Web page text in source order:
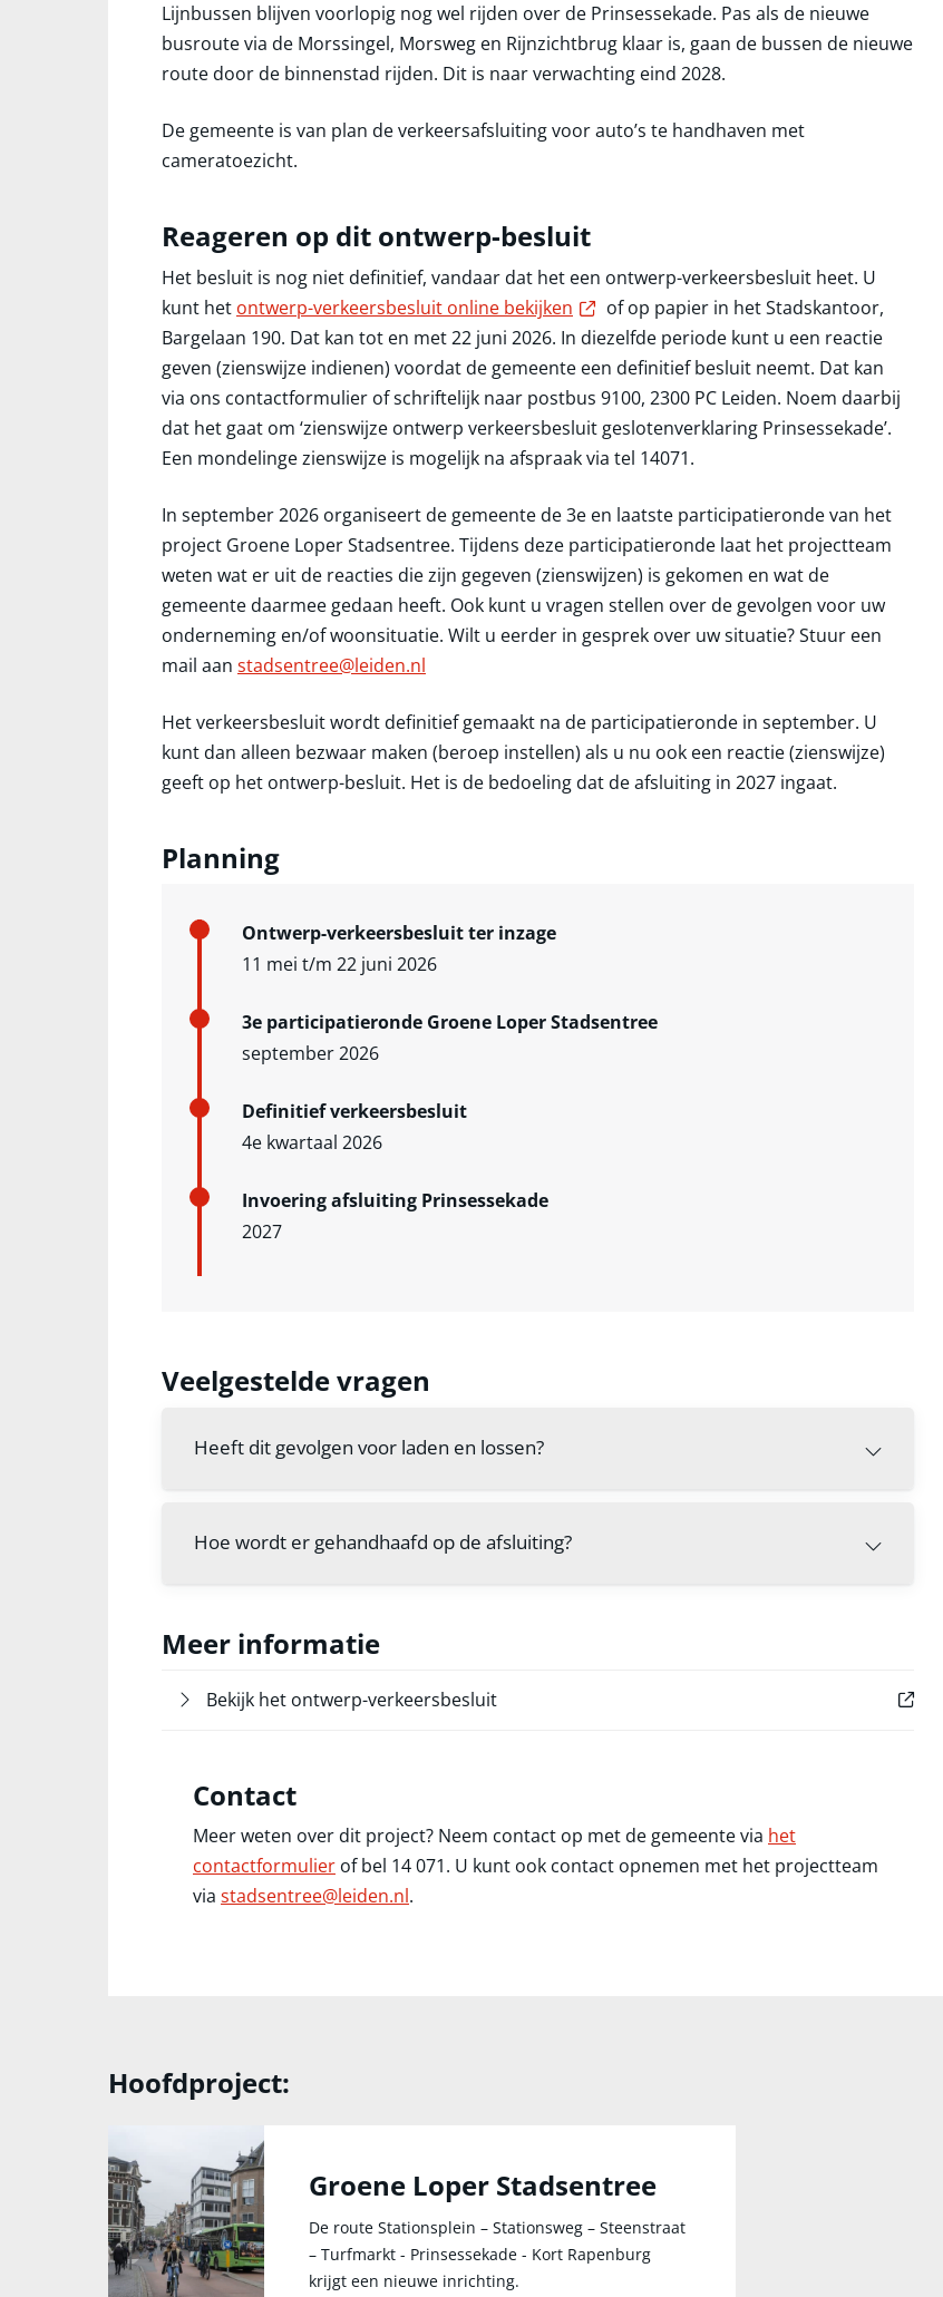
Lijnbussen blijven voorlopig nog wel rijden over de Prinsessekade. Pas als de nieuwe
busroute via de Morssingel, Morsweg en Rijnzichtbrug klaar is, gaan de bussen de nieuwe
route door de binnenstad rijden. Dit is naar verwachting eind 2028.
De gemeente is van plan de verkeersafsluiting voor auto’s te handhaven met
cameratoezicht.
Reageren op dit ontwerp-besluit
Het besluit is nog niet definitief, vandaar dat het een ontwerp-verkeersbesluit heet. U
kunt het ontwerp-verkeersbesluit online bekijken Externe link
of op papier in het Stadskantoor,
Bargelaan 190. Dat kan tot en met 22 juni 2026. In diezelfde periode kunt u een reactie
geven (zienswijze indienen) voordat de gemeente een definitief besluit neemt. Dat kan
via ons contactformulier of schriftelijk naar postbus 9100, 2300 PC Leiden. Noem daarbij
dat het gaat om ‘zienswijze ontwerp verkeersbesluit geslotenverklaring Prinsessekade’.
Een mondelinge zienswijze is mogelijk na afspraak via tel 14071.
In september 2026 organiseert de gemeente de 3e en laatste participatieronde van het
project Groene Loper Stadsentree. Tijdens deze participatieronde laat het projectteam
weten wat er uit de reacties die zijn gegeven (zienswijzen) is gekomen en wat de
gemeente daarmee gedaan heeft. Ook kunt u vragen stellen over de gevolgen voor uw
onderneming en/of woonsituatie. Wilt u eerder in gesprek over uw situatie? Stuur een
mail aan stadsentree@leiden.nl
Het verkeersbesluit wordt definitief gemaakt na de participatieronde in september. U
kunt dan alleen bezwaar maken (beroep instellen) als u nu ook een reactie (zienswijze)
geeft op het ontwerp-besluit. Het is de bedoeling dat de afsluiting in 2027 ingaat.
Planning
Ontwerp-verkeersbesluit ter inzage
11 mei t/m 22 juni 2026
3e participatieronde Groene Loper Stadsentree
september 2026
Definitief verkeersbesluit
4e kwartaal 2026
Invoering afsluiting Prinsessekade
2027
Veelgestelde vragen
Heeft dit gevolgen voor laden en lossen?
Hoe wordt er gehandhaafd op de afsluiting?
Meer informatie
Bekijk het ontwerp-verkeersbesluitExterne link
Contact
Meer weten over dit project? Neem contact op met de gemeente via het
contactformulier of bel 14 071. U kunt ook contact opnemen met het projectteam
via stadsentree@leiden.nl.
Hoofdproject:
Groene Loper Stadsentree
De route Stationsplein – Stationsweg – Steenstraat
– Turfmarkt - Prinsessekade - Kort Rapenburg
krijgt een nieuwe inrichting.